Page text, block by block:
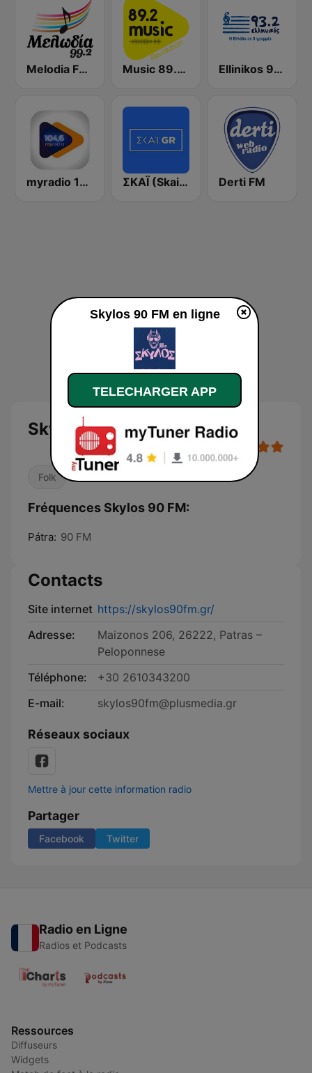
Melodia FM (Μελωδία 99.2) Music 89.2 FM Ellinikos 93.2 FM
myradio 104.6 FM ΣΚΑΪ (Skai Radio 100.3) Derti FM
Skylos 90 FM
Folk
Fréquences Skylos 90 FM:
Pátra: 90 FM
Contacts
Site internet https://skylos90fm.gr/
Adresse:
Maizonos 206, 26222, Patras –
Peloponnese
Téléphone:
+30 2610343200
E-mail:
skylos90fm@plusmedia.gr
Réseaux sociaux
Mettre à jour cette information radio
Partager
Facebook Twitter
Radio en Ligne
Radios et Podcasts
Ressources
Diffuseurs
Widgets
Skylos 90 FM en ligne
TELECHARGER APP